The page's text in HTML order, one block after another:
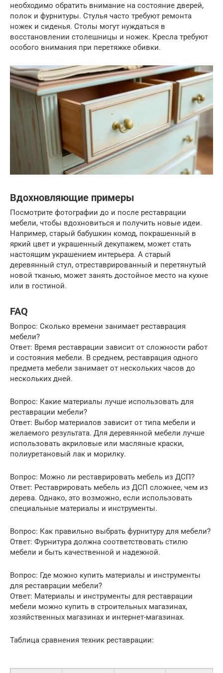
необходимо обратить внимание на состояние дверей,
полок и фурнитуры. Стулья часто требуют ремонта
ножек и сиденья. Столы могут нуждаться в
восстановлении столешницы и ножек. Кресла требуют
особого внимания при перетяжке обивки.
Вдохновляющие примеры
Посмотрите фотографии до и после реставрации
мебели, чтобы вдохновиться и получить новые идеи.
Например, старый бабушкин комод, покрашенный в
яркий цвет и украшенный декупажем, может стать
настоящим украшением интерьера. А старый
деревянный стул, отреставрированный и перетянутый
новой тканью, может занять достойное место на кухне
или в гостиной.
FAQ
Вопрос: Сколько времени занимает реставрация
мебели?
Ответ: Время реставрации зависит от сложности работ
и состояния мебели. В среднем, реставрация одного
предмета мебели занимает от нескольких часов до
нескольких дней.
Вопрос: Какие материалы лучше использовать для
реставрации мебели?
Ответ: Выбор материалов зависит от типа мебели и
желаемого результата. Для деревянной мебели лучше
использовать акриловые или масляные краски,
полиуретановый лак и морилку.
Вопрос: Можно ли реставрировать мебель из ДСП?
Ответ: Реставрировать мебель из ДСП сложнее, чем из
дерева. Однако, это возможно, если использовать
специальные материалы и инструменты.
Вопрос: Как правильно выбрать фурнитуру для мебели?
Ответ: Фурнитура должна соответствовать стилю
мебели и быть качественной и надежной.
Вопрос: Где можно купить материалы и инструменты
для реставрации мебели?
Ответ: Материалы и инструменты для реставрации
мебели можно купить в строительных магазинах,
хозяйственных магазинах и интернет-магазинах.
Таблица сравнения техник реставрации: